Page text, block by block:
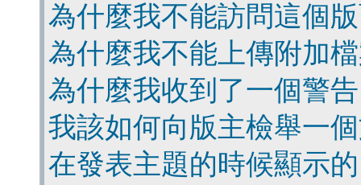
為什麼我不能訪問這個
為什麼我不能上傳附加
為什麼我收到了一個警
我該如何向版主檢舉一
在發表主題的時候顯示